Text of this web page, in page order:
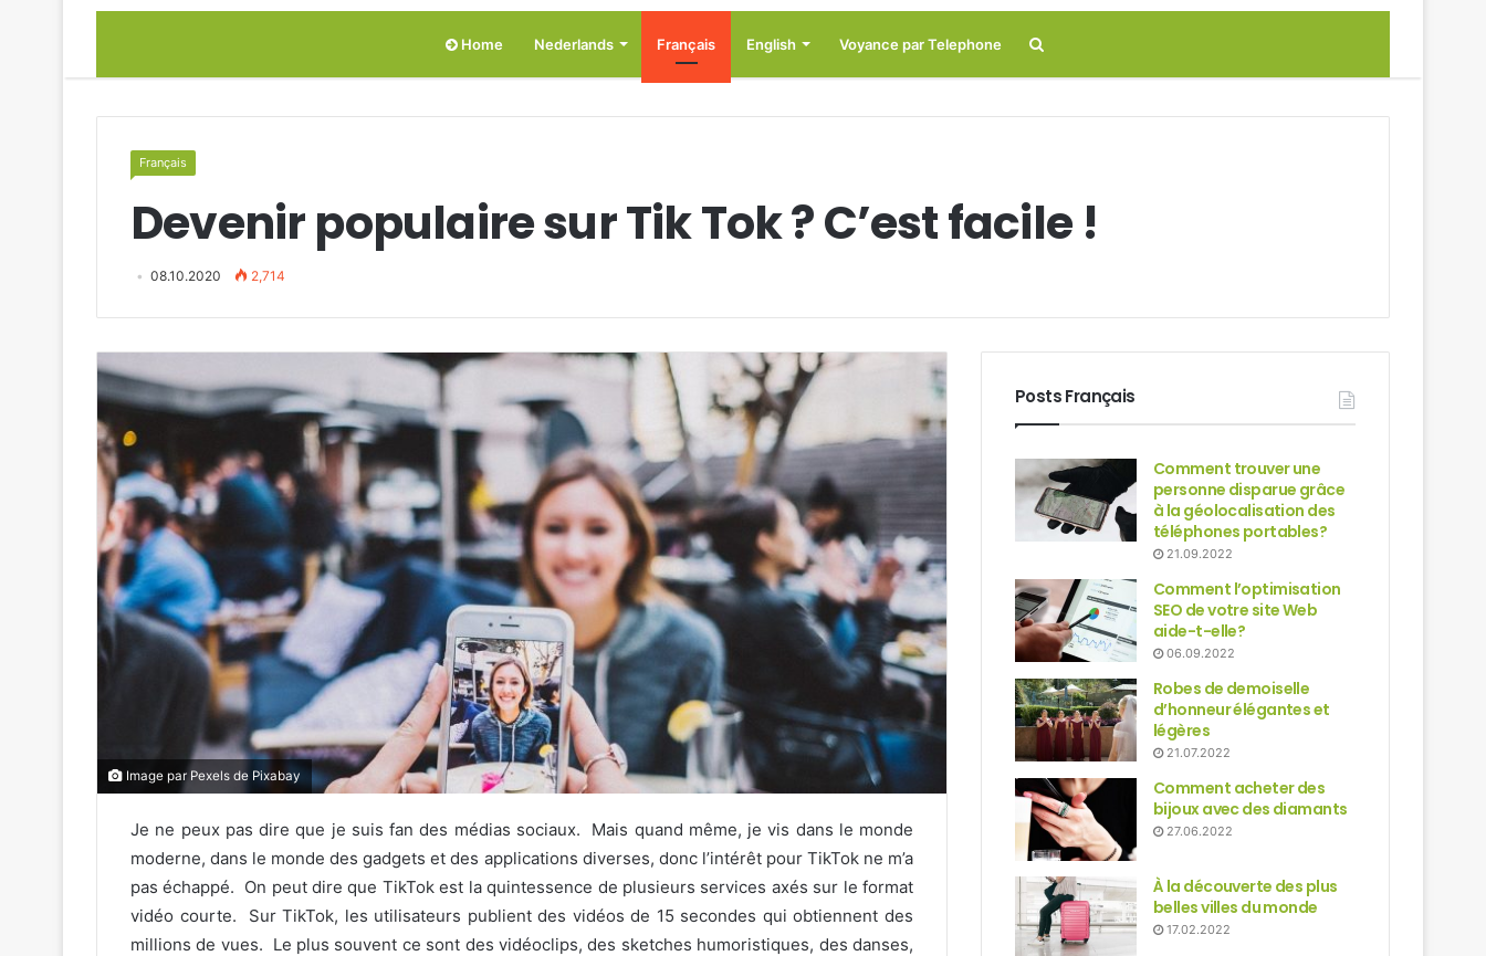
Home Nederlands Français English Voyance par Telephone
Français
Devenir populaire sur Tik Tok ? C’est facile !
08.10.2020 2,714
Image par Pexels de Pixabay
Je ne peux pas dire que je suis fan des médias sociaux. Mais quand même, je vis dans le monde
moderne, dans le monde des gadgets et des applications diverses, donc l’intérêt pour TikTok ne m’a
pas échappé. On peut dire que TikTok est la quintessence de plusieurs services axés sur le format
vidéo courte. Sur TikTok, les utilisateurs publient des vidéos de 15 secondes qui obtiennent des
millions de vues. Le plus souvent ce sont des vidéoclips, des sketches humoristiques, des danses,
Posts Français
Comment trouver une
personne disparue grâce
à la géolocalisation des
téléphones portables?
21.09.2022
Comment l’optimisation
SEO de votre site Web
aide-t-elle?
06.09.2022
Robes de demoiselle
d’honneur élégantes et
légères
21.07.2022
Comment acheter des
bijoux avec des diamants
27.06.2022
À la découverte des plus
belles villes du monde
17.02.2022